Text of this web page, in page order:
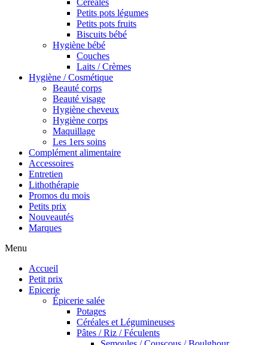
Petits pots légumes
Petits pots fruits
Biscuits bébé
Hygiène bébé
Couches
Laits / Crèmes
Hygiène / Cosmétique
Beauté corps
Beauté visage
Hygiène cheveux
Hygiène corps
Maquillage
Les 1ers soins
Complément alimentaire
Accessoires
Entretien
Lithothérapie
Promos du mois
Petits prix
Nouveautés
Marques
Menu
Accueil
Petit prix
Epicerie
Épicerie salée
Potages
Céréales et Légumineuses
Pâtes / Riz / Féculents